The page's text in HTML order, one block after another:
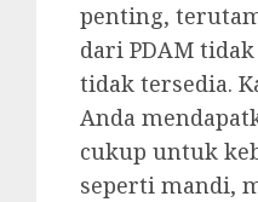
penting,
dari PDAM
tidak tersedia.
Anda
cukup untuk
seperti mandi,